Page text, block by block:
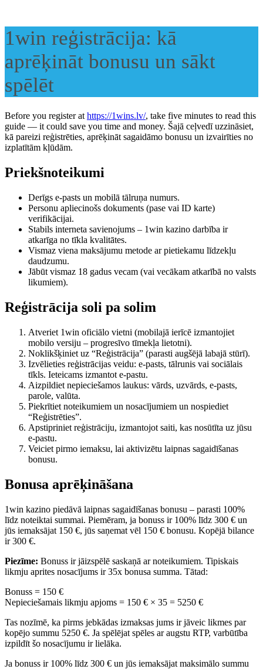
1win reģistrācija: kā
aprēķināt bonusu un sākt
spēlēt
Before you register athttps://1wins.lv/, take five minutes to read this
guide — it could save you time and money. Šajā ceļvedī uzzināsiet,
kā pareizi reģistrēties, aprēķināt sagaidāmo bonusu un izvairīties no
izplatītām kļūdām.
Priekšnoteikumi
Derīgs e-pasts un mobilā tālruņa numurs.
Personu apliecinošs dokuments (pase vai ID karte)
verifikācijai.
Stabils interneta savienojums – 1win kazino darbība ir
atkarīga no tīkla kvalitātes.
Vismaz viena maksājumu metode ar pietiekamu līdzekļu
daudzumu.
Jābūt vismaz 18 gadus vecam (vai vecākam atkarībā no valsts
likumiem).
Reģistrācija soli pa solim
Atveriet 1win oficiālo vietni (mobilajā ierīcē izmantojiet
mobilo versiju – progresīvo tīmekļa lietotni).
Noklikšķiniet uz “Reģistrācija” (parasti augšējā labajā stūrī).
Izvēlieties reģistrācijas veidu: e-pasts, tālrunis vai sociālais
tīkls. Ieteicams izmantot e-pastu.
Aizpildiet nepieciešamos laukus: vārds, uzvārds, e-pasts,
parole, valūta.
Piekrītiet noteikumiem un nosacījumiem un nospiediet
“Reģistrēties”.
Apstipriniet reģistrāciju, izmantojot saiti, kas nosūtīta uz jūsu
e-pastu.
Veiciet pirmo iemaksu, lai aktivizētu laipnas sagaidīšanas
bonusu.
Bonusa aprēķināšana
1win kazino piedāvā laipnas sagaidīšanas bonusu – parasti 100%
līdz noteiktai summai. Piemēram, ja bonuss ir 100% līdz 300 € un
jūs iemaksājat 150 €, jūs saņemat vēl 150 € bonusu. Kopējā bilance
ir 300 €.
Piezīme: Bonuss ir jāizspēlē saskaņā ar noteikumiem. Tipiskais
likmju aprites nosacījums ir 35x bonusa summa. Tātad:
Bonuss = 150 €
Nepieciešamais likmju apjoms = 150 € × 35 = 5250 €
Tas nozīmē, ka pirms jebkādas izmaksas jums ir jāveic likmes par
kopējo summu 5250 €. Ja spēlējat spēles ar augstu RTP, varbūtība
izpildīt šo nosacījumu ir lielāka.
Ja bonuss ir 100% līdz 300 € un jūs iemaksājat maksimālo summu